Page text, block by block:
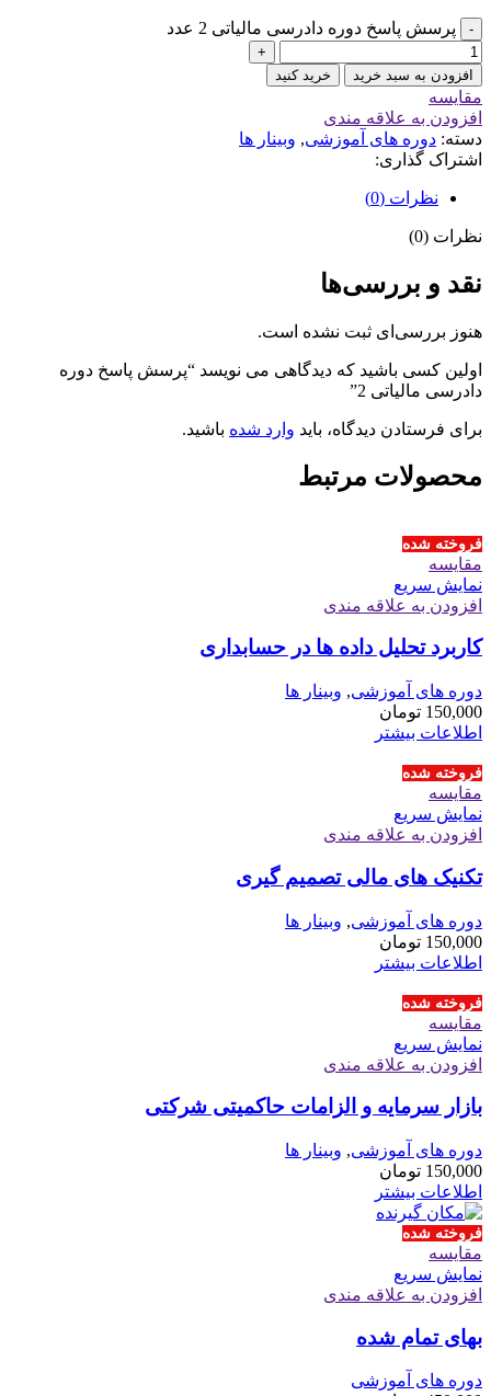
- پرسش پاسخ دوره دادرسی مالیاتی 2 عدد
+
افزودن به سبد خرید
خرید کنید
مقايسه
افزودن به علاقه مندی
دسته: دوره های آموزشی, وبینار ها
اشتراک گذاری:
نظرات (0)
نظرات (0)
نقد و بررسی‌ها
هنوز بررسی‌ای ثبت نشده است.
اولین کسی باشید که دیدگاهی می نویسد “پرسش پاسخ دوره
دادرسی مالیاتی 2”
برای فرستادن دیدگاه، باید وارد شده باشید.
محصولات مرتبط
فروخته شده
مقايسه
نمایش سریع
افزودن به علاقه مندی
کاربرد تحلیل داده ها در حسابداری
دوره های آموزشی, وبینار ها
150,000 تومان
اطلاعات بیشتر
فروخته شده
مقايسه
نمایش سریع
افزودن به علاقه مندی
تکنیک های مالی تصمیم گیری
دوره های آموزشی, وبینار ها
150,000 تومان
اطلاعات بیشتر
فروخته شده
مقايسه
نمایش سریع
افزودن به علاقه مندی
بازار سرمایه و الزامات حاکمیتی شرکتی
دوره های آموزشی, وبینار ها
150,000 تومان
اطلاعات بیشتر
فروخته شده
مقايسه
نمایش سریع
افزودن به علاقه مندی
بهای تمام شده
دوره های آموزشی